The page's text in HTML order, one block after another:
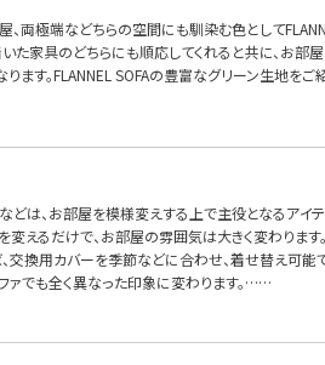
、両極端などちらの空間にも馴染む色として
た家具のどちらにも順応してくれると共に、お部
ります。FLANNEL SOFAの豊富なグリーン生地を
どは、お部屋を模様変えする上で主役となるアイテ
変えるだけで、お部屋の雰囲気は大きく変わります。
交換用カバーを季節などに合わせ、着せ替え可能で
ァでも全く異なった印象に変わります。……